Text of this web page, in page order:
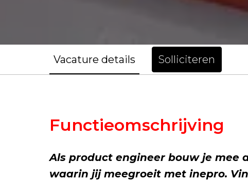
Vacature details Solliciteren
Functieomschrijving
Als product engineer bouw je mee
waarin jij meegroeit met inepro.